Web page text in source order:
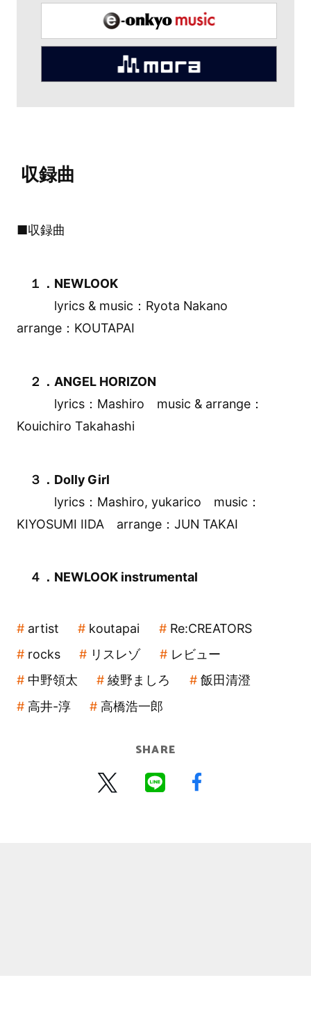
収録曲
■収録曲
１．NEWLOOK
lyrics & music：Ryota Nakano
arrange：KOUTAPAI
２．ANGEL HORIZON
lyrics：Mashiro music & arrange：
Kouichiro Takahashi
３．Dolly Girl
lyrics：Mashiro, yukarico music：
KIYOSUMI IIDA arrange：JUN TAKAI
４．NEWLOOK instrumental
artist koutapai
Re:CREATORS
rocks
リスレゾ
レビュー
中野領太
綾野ましろ
飯田清澄
高井-淳
高橋浩一郎
SHARE